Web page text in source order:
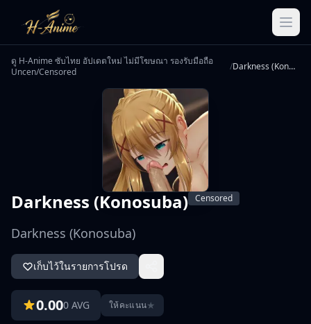
ดู H-Anime ซับไทย อัปเดตใหม่ ไม่มีโฆษณา รองรับมือถือ
Uncen/Censored
/ Darkness (Konosuba)
Darkness (Konosuba) Censored
Darkness (Konosuba)
เก็บไว้ในรายการโปรด
0.000 AVG ให้คะแนน★